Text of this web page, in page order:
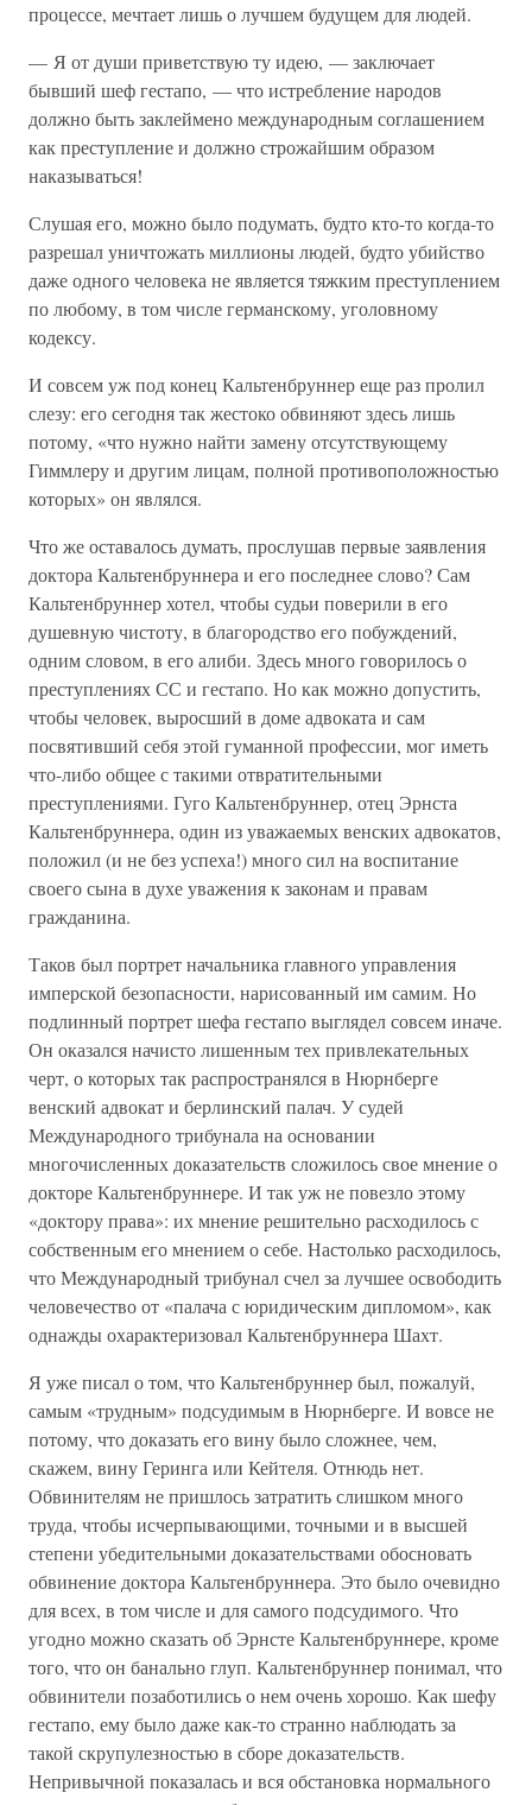
процессе, мечтает лишь о лучшем будущем для людей.
— Я от души приветствую ту идею, — заключает
бывший шеф гестапо, — что истребление народов
должно быть заклеймено международным соглашением
как преступление и должно строжайшим образом
наказываться!
Слушая его, можно было подумать, будто кто-то когда-то
разрешал уничтожать миллионы людей, будто убийство
даже одного человека не является тяжким преступлением
по любому, в том числе германскому, уголовному
кодексу.
И совсем уж под конец Кальтенбруннер еще раз пролил
слезу: его сегодня так жестоко обвиняют здесь лишь
потому, «что нужно найти замену отсутствующему
Гиммлеру и другим лицам, полной противоположностью
которых» он являлся.
Что же оставалось думать, прослушав первые заявления
доктора Кальтенбруннера и его последнее слово? Сам
Кальтенбруннер хотел, чтобы судьи поверили в его
душевную чистоту, в благородство его побуждений,
одним словом, в его алиби. Здесь много говорилось о
преступлениях СС и гестапо. Но как можно допустить,
чтобы человек, выросший в доме адвоката и сам
посвятивший себя этой гуманной профессии, мог иметь
что-либо общее с такими отвратительными
преступлениями. Гуго Кальтенбруннер, отец Эрнста
Кальтенбруннера, один из уважаемых венских адвокатов,
положил (и не без успеха!) много сил на воспитание
своего сына в духе уважения к законам и правам
гражданина.
Таков был портрет начальника главного управления
имперской безопасности, нарисованный им самим. Но
подлинный портрет шефа гестапо выглядел совсем иначе.
Он оказался начисто лишенным тех привлекательных
черт, о которых так распространялся в Нюрнберге
венский адвокат и берлинский палач. У судей
Международного трибунала на основании
многочисленных доказательств сложилось свое мнение о
докторе Кальтенбруннере. И так уж не повезло этому
«доктору права»: их мнение решительно расходилось с
собственным его мнением о себе. Настолько расходилось,
что Международный трибунал счел за лучшее освободить
человечество от «палача с юридическим дипломом», как
однажды охарактеризовал Кальтенбруннера Шахт.
Я уже писал о том, что Кальтенбруннер был, пожалуй,
самым «трудным» подсудимым в Нюрнберге. И вовсе не
потому, что доказать его вину было сложнее, чем,
скажем, вину Геринга или Кейтеля. Отнюдь нет.
Обвинителям не пришлось затратить слишком много
труда, чтобы исчерпывающими, точными и в высшей
степени убедительными доказательствами обосновать
обвинение доктора Кальтенбруннера. Это было очевидно
для всех, в том числе и для самого подсудимого. Что
угодно можно сказать об Эрнсте Кальтенбруннере, кроме
того, что он банально глуп. Кальтенбруннер понимал, что
обвинители позаботились о нем очень хорошо. Как шефу
гестапо, ему было даже как-то странно наблюдать за
такой скрупулезностью в сборе доказательств.
Непривычной показалась и вся обстановка нормального